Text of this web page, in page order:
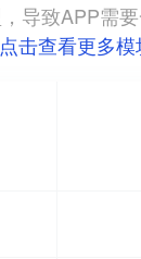
导致APP需
点击查看更多